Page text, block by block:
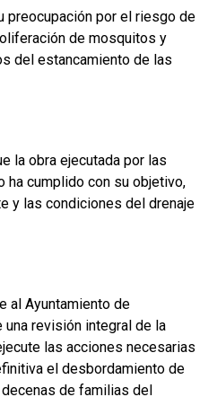
preocupación por el riesgo de
de mosquitos y
del estancamiento de las
la obra ejecutada por las
ha cumplido con su objetivo,
y las condiciones del drenaje
al Ayuntamiento de
una revisión integral de la
las acciones necesarias
el desbordamiento de
de familias del